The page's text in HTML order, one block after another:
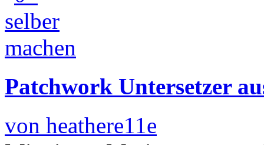
Patchwork Untersetzer
von heathere11e